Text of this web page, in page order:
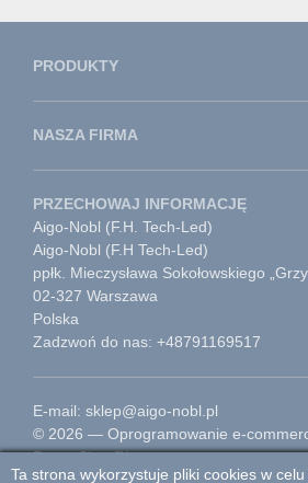
PRODUKTY
NASZA FIRMA
PRZECHOWAJ INFORMACJĘ
Aigo-Nobl (F.H. Tech-Led)
Aigo-Nobl (F.H Tech-Led)
ppłk. Mieczysława Sokołowskiego
02-327 Warszawa
Polska
Zadzwoń do nas: +48791169517
E-mail: sklep@aigo-nobl.pl
© 2026 — Oprogramowanie e-
PrestaShop™
Ta strona wykorzystuje pliki cookies w